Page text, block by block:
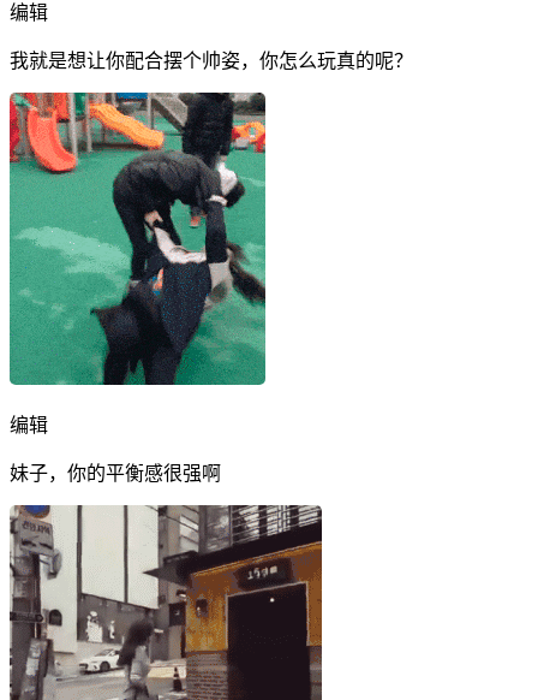
编辑
我就是想让你配合摆个帅姿，你怎么玩真的呢？
编辑
妹子，你的平衡感很强啊